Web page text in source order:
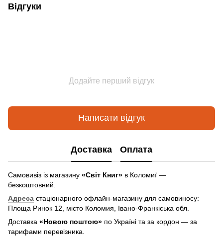
Відгуки
Додайте перший відгук
Написати відгук
Доставка Оплата
Самовивіз із магазину «Світ Книг» в Коломиї —
безкоштовний.
Адреса стаціонарного офлайн-магазину для самовиносу:
Площа Ринок 12, місто Коломия, Івано-Франкіська обл.
Доставка «Новою поштою» по Україні та за кордон — за
тарифами перевізника.